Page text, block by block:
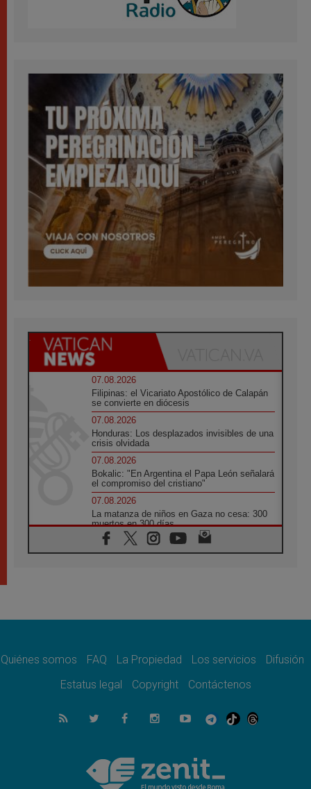
07.08.2026
Filipinas: el Vicariato Apostólico de Calapán
se convierte en diócesis
07.08.2026
Honduras: Los desplazados invisibles de una
crisis olvidada
07.08.2026
Bokalic: "En Argentina el Papa León señalará
el compromiso del cristiano"
07.08.2026
La matanza de niños en Gaza no cesa: 300
muertos en 300 días
07.08.2026
Tagle: La guerra desfigura el mundo, solo la
como misión al servicio del Evangelio
SIGNIS 2026, dar voz a las religiosas en el
07.08.2026
Lanzan un proyecto de empoderamiento
Programa oficial del Viaje Apostólico del
Papa León XIV a Francia
Quiénes somos FAQ La Propiedad Los servicios
Difusión
Estatus legal
Copyright Contáctenos